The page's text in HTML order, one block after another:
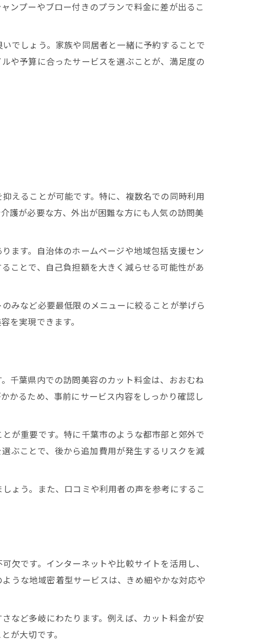
ンプーやブロー付きのプランで料金に差が出るこ
でしょう。家族や同居者と一緒に予約することで
や予算に合ったサービスを選ぶことが、満足度の
えることが可能です。特に、複数名での同時利用
護が必要な方、外出が困難な方にも人気の訪問美
ます。自治体のホームページや地域包括支援セン
ことで、自己負担額を大きく減らせる可能性があ
みなど必要最低限のメニューに絞ることが挙げら
を実現できます。
千葉県内での訪問美容のカット料金は、おおむね
かるため、事前にサービス内容をしっかり確認し
が重要です。特に千葉市のような都市部と郊外で
ぶことで、後から追加費用が発生するリスクを減
ょう。また、口コミや利用者の声を参考にするこ
欠です。インターネットや比較サイトを活用し、
うな地域密着型サービスは、きめ細やかな対応や
など多岐にわたります。例えば、カット料金が安
が大切です。